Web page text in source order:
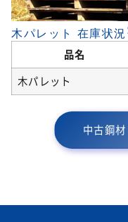
木パレット 在庫状況
品名
木パレット
中古鋼